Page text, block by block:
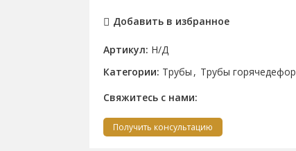
Добавить в избранное
Артикул: Н/Д
Категории: Трубы , Трубы
Свяжитесь с нами:
Получить консультацию